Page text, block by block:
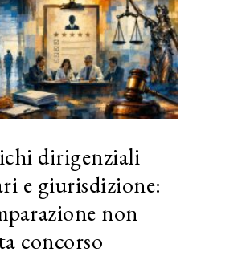
dirigenziali
e giurisdizione:
non
concorso